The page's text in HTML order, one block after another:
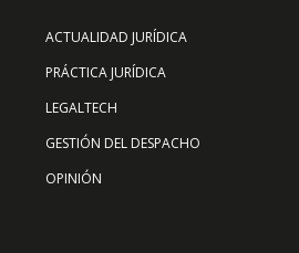
ACTUALIDAD JURÍDICA
PRÁCTICA JURÍDICA
LEGALTECH
GESTIÓN DEL DESPACHO
OPINIÓN